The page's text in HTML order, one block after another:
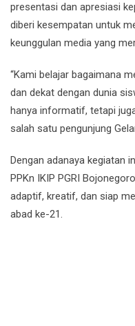
presentasi dan apresiasi
diberi kesempatan untuk
keunggulan media yang
“Kami belajar bagaimana
dan dekat dengan dunia
hanya informatif, tetapi
salah satu pengunjung
Dengan adanaya kegiatan
PPKn IKIP PGRI
adaptif, kreatif, dan siap
abad ke-21.